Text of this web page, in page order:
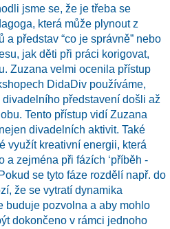
jsme se, že je třeba se
která může plynout z
představ “co je správně” nebo
jak děti při práci korigovat,
Zuzana velmi ocenila přístup
DidaDiv používáme,
představení došli až
Tento přístup vidí Zuzana
divadelních aktivit. Také
využít kreativní energii, která
a zejména při fázích ‘příběh -
se tyto fáze rozdělí např. do
že se vytratí dynamika
buduje pozvolna a aby mohlo
dokončeno v rámci jednoho